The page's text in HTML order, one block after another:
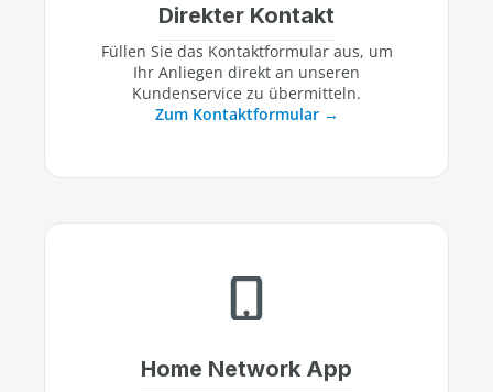
Direkter Kontakt
Füllen Sie das Kontaktformular aus, um
Ihr Anliegen direkt an unseren
Kundenservice zu übermitteln.
Zum Kontaktformular
Home Network App